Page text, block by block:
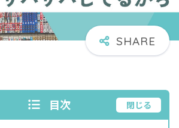
目次 閉じる